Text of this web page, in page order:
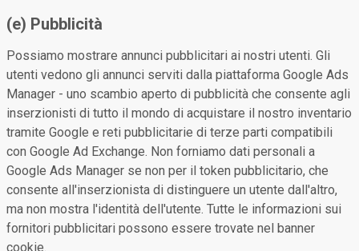
(e) Pubblicità
Possiamo mostrare annunci pubblicitari ai nostri utenti. Gli
utenti vedono gli annunci serviti dalla piattaforma Google Ads
Manager - uno scambio aperto di pubblicità che consente agli
inserzionisti di tutto il mondo di acquistare il nostro inventario
tramite Google e reti pubblicitarie di terze parti compatibili
con Google Ad Exchange. Non forniamo dati personali a
Google Ads Manager se non per il token pubblicitario, che
consente all'inserzionista di distinguere un utente dall'altro,
ma non mostra l'identità dell'utente. Tutte le informazioni sui
fornitori pubblicitari possono essere trovate nel banner
cookie.